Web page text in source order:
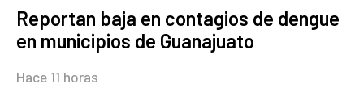
Reportan baja en contagios de dengue
en municipios de Guanajuato
Hace 11 horas